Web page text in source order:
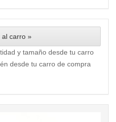
al carro »
y tamaño desde tu carro
desde tu carro de compra